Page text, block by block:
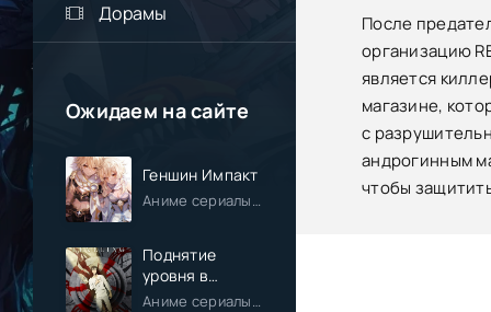
Дорамы
Ожидаем на сайте
Геншин Импакт
Поднятие
уровня в
одиночку
Аниме сериалы / Экшен / Приключения / Фэнтези / Анонсы
После
организацию
является
магазине,
с
андрогинным
чтобы